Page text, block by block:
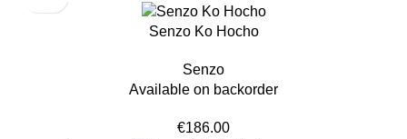
Senzo Ko Hocho
Senzo
Available on backorder
€186.00